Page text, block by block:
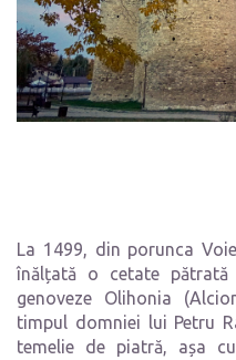
La 1499, din porunca
înălțată o cetate
genoveze Olihonia
timpul domniei lui Petru
temelie de piatră, așa